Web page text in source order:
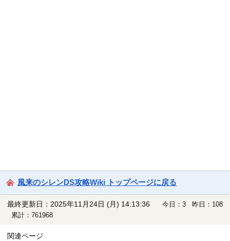
風来のシレンDS攻略Wiki トップページに戻る
最終更新日：2025年11月24日 (月) 14:13:36
今日：3 昨日：108
累計：761968
関連ページ